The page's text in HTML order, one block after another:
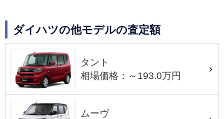
ダイハツの他モデルの査定額
タント
相場価格：～193.0万円
ムーヴ